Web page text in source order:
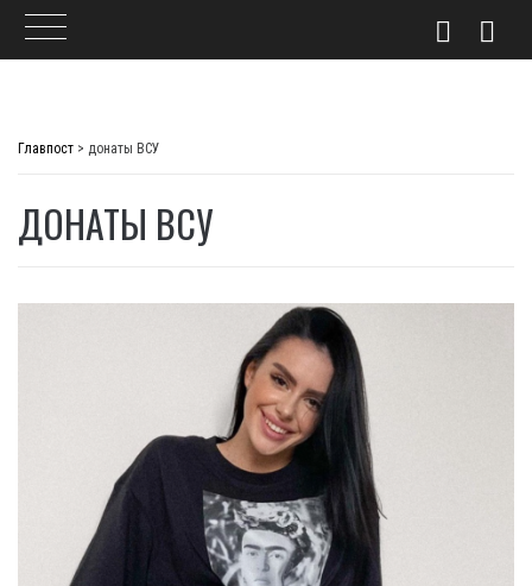
Главпост > донаты ВСУ
ДОНАТЫ ВСУ